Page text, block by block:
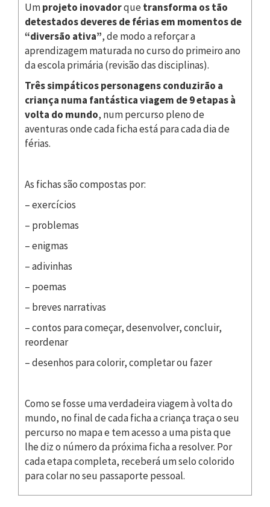
Umprojeto inovadorquetransforma os tão
detestados deveres de férias em momentos de
“diversão ativa”, de modo a reforçar a
aprendizagem maturada no curso do primeiro ano
da escola primária (revisão das disciplinas).
Três simpáticos personagens conduzirão a
criança numa fantástica viagem de 9 etapas à
volta do mundo, num percurso pleno de
aventuras onde cada ficha está para cada dia de
férias.
As fichas são compostas por:
– exercícios
– problemas
– enigmas
– adivinhas
– poemas
– breves narrativas
– contos para começar, desenvolver, concluir,
reordenar
– desenhos para colorir, completar ou fazer
Como se fosse uma verdadeira viagem à volta do
mundo, no final de cada ficha a criança traça o seu
percurso no mapa e tem acesso a uma pista que
lhe diz o número da próxima ficha a resolver. Por
cada etapa completa, receberá um selo colorido
para colar no seu passaporte pessoal.